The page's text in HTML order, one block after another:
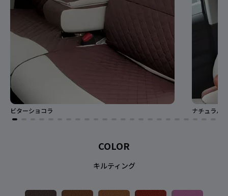
ビターショコラ ナチュラル
COLOR
キルティング